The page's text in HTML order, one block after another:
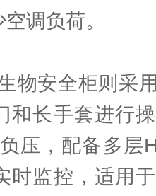
调负荷。
物安全柜则采
和长手套进行
压，配备多层
时监控，适用